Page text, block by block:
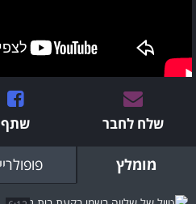
שלח לחבר שתף
מומלץ